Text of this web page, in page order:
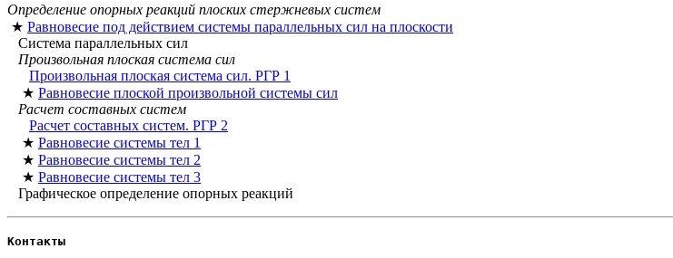
Определение опорных реакций плоских стержневых систем
★ Равновесие под действием системы параллельных сил на плоскости
Система параллельных сил
Произвольная плоская система сил
Произвольная плоская система сил. РГР 1
★ Равновесие плоской произвольной системы сил
Расчет составных систем
Расчет составных систем. РГР 2
★ Равновесие системы тел 1
★ Равновесие системы тел 2
★ Равновесие системы тел 3
Графическое определение опорных реакций
Контакты